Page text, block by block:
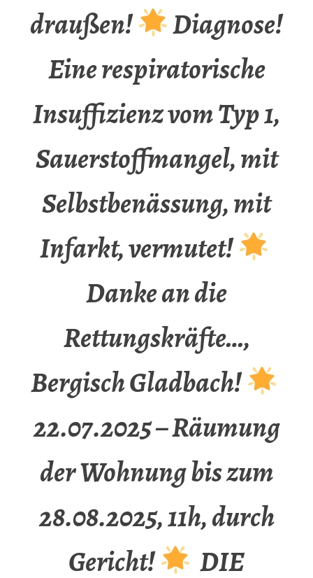
draußen!
Diagnose!
Eine respiratorische
Insuffizienz vom Typ 1,
Sauerstoffmangel, mit
Selbstbenässung, mit
Infarkt, vermutet!
Danke an die
Rettungskräfte…,
Bergisch Gladbach!
22.07.2025 – Räumung
der Wohnung bis zum
28.08.2025, 11h, durch
Gericht!
DIE